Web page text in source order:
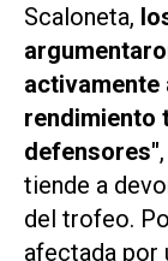
Scaloneta,
activamente
rendimiento
defensores"
tiende a
del trofeo.
afectada por